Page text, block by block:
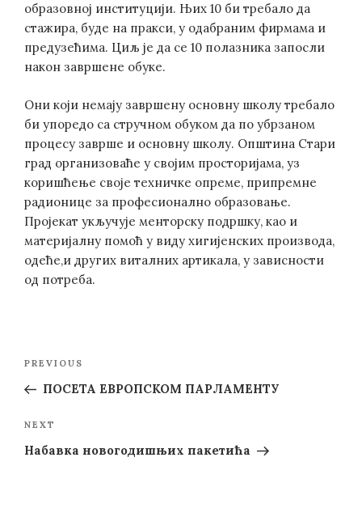
образовној институцији. Њих 10 би требало да
стажира, буде на пракси, у одабраним фирмама и
предузећима. Циљ је да се 10 полазника запосли
након завршене обуке.
Они који немају завршену основну школу требало
би упоредо са стручном обуком да по убрзаном
процесу заврше и основну школу. Општина Стари
град организоваће у својим просторијама, уз
коришћење своје техничке опреме, припремне
радионице за професионално образовање.
Пројекат укључује менторску подршку, као и
материјалну помоћ у виду хигијенских производа,
одеће,и других виталних артикала, у зависности
од потреба.
Post
Previous
Post
PREVIOUS
ПОСЕТА ЕВРОПСКОМ ПАРЛАМЕНТУ
Next
Post
NEXT
Набавка новогодишњих пакетића